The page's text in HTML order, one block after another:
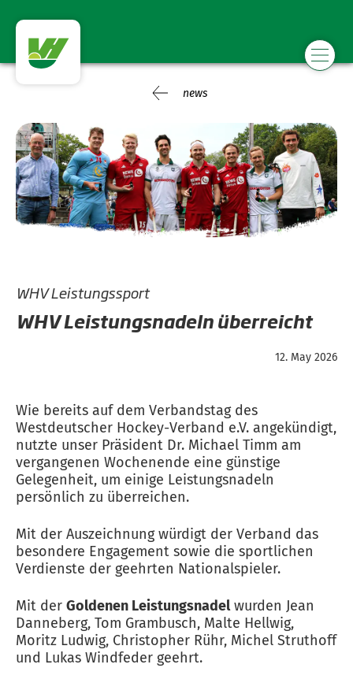
news
WHV Leistungssport
WHV Leistungsnadeln überreicht
12. May 2026
Wie bereits auf dem Verbandstag des
Westdeutscher Hockey-Verband e.V. angekündigt,
nutzte unser Präsident Dr. Michael Timm am
vergangenen Wochenende eine günstige
Gelegenheit, um einige Leistungsnadeln
persönlich zu überreichen.
Mit der Auszeichnung würdigt der Verband das
besondere Engagement sowie die sportlichen
Verdienste der geehrten Nationalspieler.
Mit der Goldenen Leistungsnadelwurden Jean
Danneberg, Tom Grambusch, Malte Hellwig,
Moritz Ludwig, Christopher Rühr, Michel Struthoff
und Lukas Windfeder geehrt.